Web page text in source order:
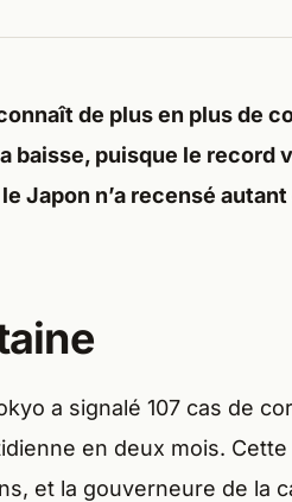
de plus en plus de
baisse, puisque le record
Japon n’a recensé autant
a signalé 107 cas de
en deux mois.
et la gouverneure de la